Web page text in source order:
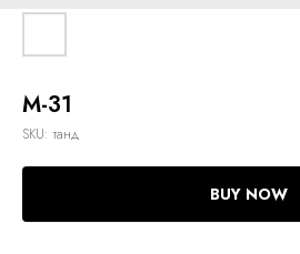
М-31
SKU: танд
BUY NOW